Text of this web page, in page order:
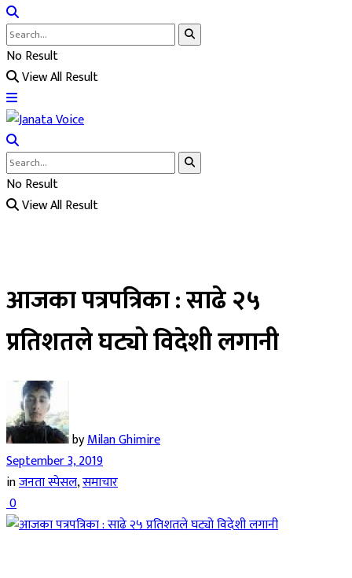
No Result
View All Result
No Result
View All Result
आजका पत्रपत्रिका : साढे २५
प्रतिशतले घट्यो विदेशी लगानी
byMilan Ghimire
September 3, 2019
inजनता स्पेसल,समाचार
0